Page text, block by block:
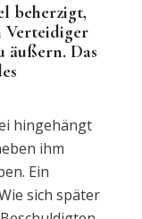
beherzigt,
Verteidiger
äußern. Das
hingehängt
ihm
Ein
sich später